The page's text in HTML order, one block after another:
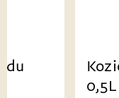
Koziol OLLI